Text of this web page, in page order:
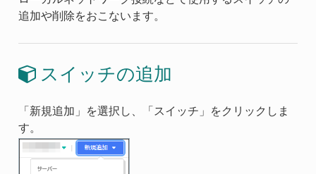
追加や削除をおこないます。
スイッチの追加
「新規追加」を選択し、「スイッチ」をクリックしま
す。